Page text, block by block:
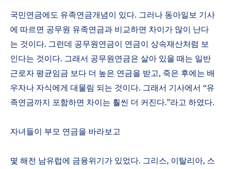
국민연금에도 유족연금개념이 있다. 그러나 동아일보 기사
에 따르면 공무원 유족연금과 비교하면 차이가 많이 난다
는 것이다. 그런데 공무원연금이 연금이 상속재산처럼 보
인다는 것이다. 그래서 공무원연금은 살아 있을 때는 일반
근로자 평균임금 보다 더 높은 연금을 받고, 죽은 후에는 배
우자나 자식에게 대물림 되는 것이다. 그래서 기사에서 “유
족연금까지 포함하면 차이는 훨씬 더 커진다.”라고 하였다.
자녀들이 부모 연금을 바라보고
몇 해전 남유럽에 금융위기가 있었다. 그리스, 이탈리아, 스